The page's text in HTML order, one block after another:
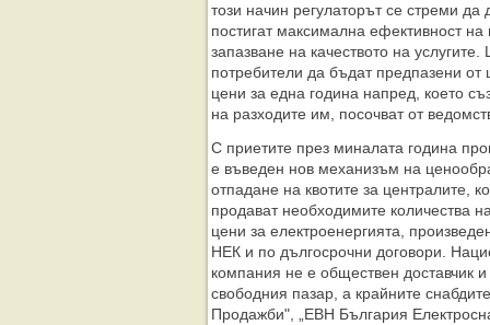
този начин регулаторът се стреми да
постигат максимална ефективност
запазване на качеството на
потребители да бъдат предпазени от
цени за една година напред, което
на разходите им, посочват от
С приетите през миналата година
е въведен нов механизъм на
отпадане на квотите за централите,
продават необходимите количества
цени за електроенергията,
НЕК и по дългосрочни договори.
компания не е обществен доставчик
свободния пазар, а крайните
Продажби", „ЕВН България